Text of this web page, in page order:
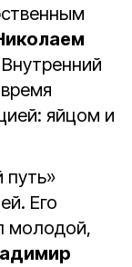
яйцом и
путь»
Его
молодой,